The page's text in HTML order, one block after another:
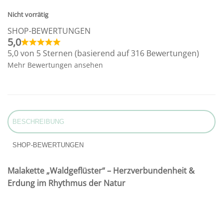
Nicht vorrätig
SHOP-BEWERTUNGEN
5,0
5,0 von 5 Sternen (basierend auf 316 Bewertungen)
Mehr Bewertungen ansehen
BESCHREIBUNG
SHOP-BEWERTUNGEN
Malakette „Waldgeflüster“ – Herzverbundenheit &
Erdung im Rhythmus der Natur